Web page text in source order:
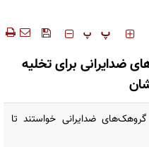
‍‍‍ پ پ
ضدایرانی برای تخلیه
ضدایرانی خواستند تا